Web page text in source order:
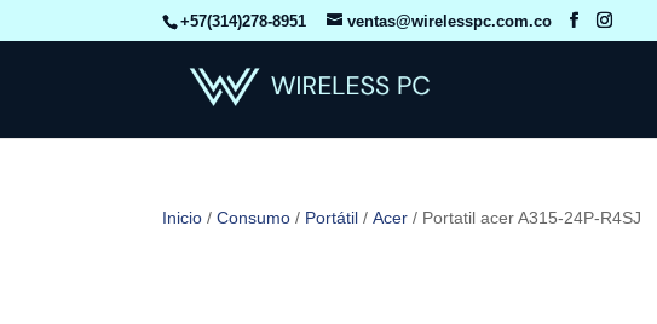
+57(314)278-8951 ventas@wirelesspc.com.co
Inicio /Consumo / Portátil /Acer / Portatil acer A315-24P-R4SJ